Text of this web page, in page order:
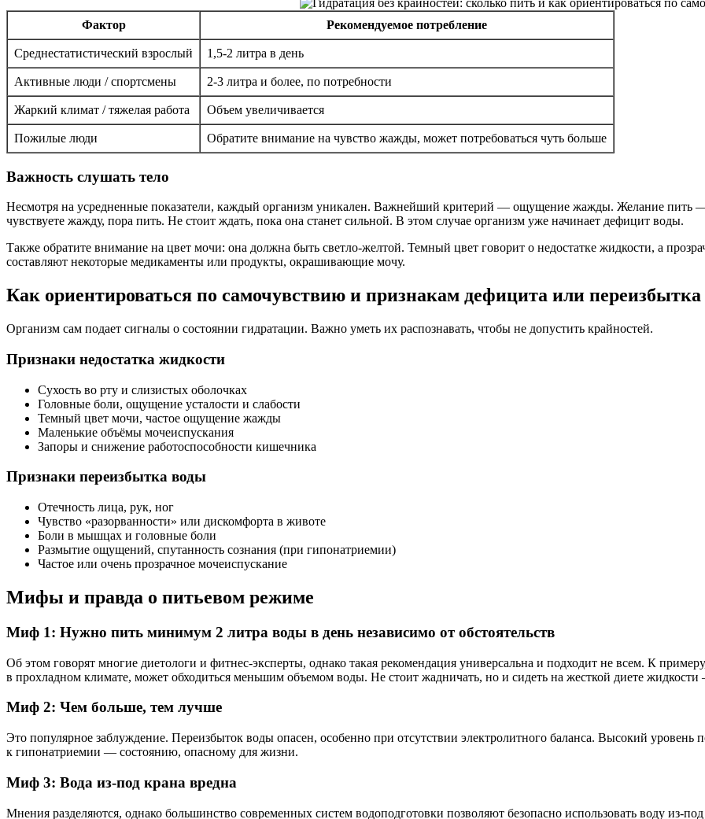
Фактор Рекомендуемое потребление
Среднестатистический взрослый 1,5-2 литра в день
Активные люди / спортсмены 2-3 литра и более, по потребности
Жаркий климат / тяжелая работа Объем увеличивается
Пожилые люди Обратите внимание на чувство жажды, может потребоваться чуть больше
Важность слушать тело
Несмотря на усредненные показатели, каждый организм уникален. Важнейший критерий — ощущение жажды. Желание пить
чувствуете жажду, пора пить. Не стоит ждать, пока она станет сильной. В этом случае организм уже начинает дефицит воды.
Также обратите внимание на цвет мочи: она должна быть светло-желтой. Темный цвет говорит о недостатке жидкости, а
составляют некоторые медикаменты или продукты, окрашивающие мочу.
Как ориентироваться по самочувствию и признакам дефицита или
Организм сам подает сигналы о состоянии гидратации. Важно уметь их распознавать, чтобы не допустить крайностей.
Признаки недостатка жидкости
Сухость во рту и слизистых оболочках
Головные боли, ощущение усталости и слабости
Темный цвет мочи, частое ощущение жажды
Маленькие объёмы мочеиспускания
Запоры и снижение работоспособности кишечника
Признаки переизбытка воды
Отечность лица, рук, ног
Чувство «разорванности» или дискомфорта в животе
Боли в мышцах и головные боли
Размытие ощущений, спутанность сознания (при гипонатриемии)
Частое или очень прозрачное мочеиспускание
Мифы и правда о питьевом режиме
Миф 1: Нужно пить минимум 2 литра воды в день независимо от обстоятельств
Об этом говорят многие диетологи и фитнес-эксперты, однако такая рекомендация универсальна и подходит не всем. К
в прохладном климате, может обходиться меньшим объемом воды. Не стоит жадничать, но и сидеть на жесткой диете
Миф 2: Чем больше, тем лучше
Это популярное заблуждение. Переизбыток воды опасен, особенно при отсутствии электролитного баланса. Высокий уровень
к гипонатриемии — состоянию, опасному для жизни.
Миф 3: Вода из-под крана вредна
Мнения разделяются, однако большинство современных систем водоподготовки позволяют безопасно использовать воду из-